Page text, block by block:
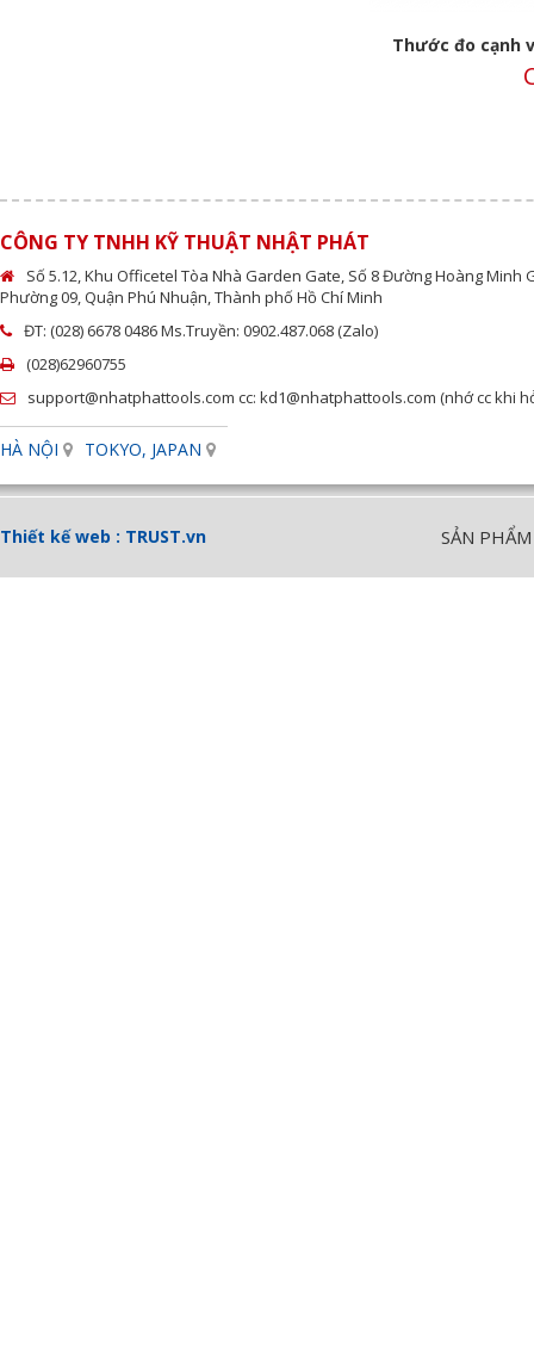
Thước đo cạnh
CÔNG TY TNHH KỸ THUẬT NHẬT PHÁT
Số 5.12, Khu Officetel Tòa Nhà Garden Gate, Số 8 Đường Hoàng Minh
Phường 09, Quận Phú Nhuận, Thành phố Hồ Chí Minh
ĐT: (028) 6678 0486 Ms.Truyền: 0902.487.068 (Zalo)
(028)62960755
support@nhatphattools.com cc: kd1@nhatphattools.com (nhớ cc khi
HÀ NỘI TOKYO, JAPAN
Thiết kế web : TRUST.vn SẢN PHẨM